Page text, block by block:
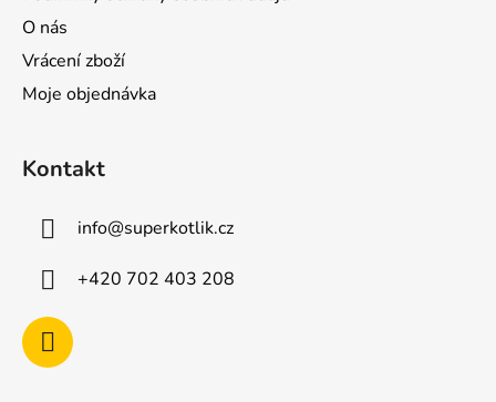
O nás
Vrácení zboží
Moje objednávka
Kontakt
info@superkotlik.cz
+420 702 403 208